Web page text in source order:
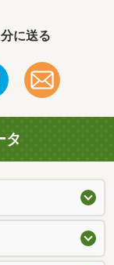
に送る
タ